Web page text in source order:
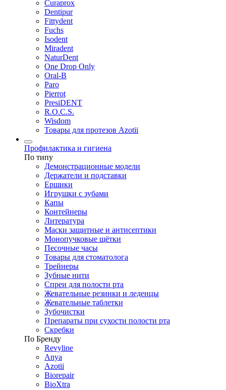
Curaprox
Dentipur
Fittydent
Fuchs
Isodent
Miradent
NaturDent
One Drop Only
Oral-B
Paro
Pierrot
PresiDENT
R.O.C.S.
Wisdom
Товары для протезов Azotii
Профилактика и гигиена
По типу
Демонстрационные модели
Держатели и подставки
Ершики
Игрушки с зубами
Капы
Контейнеры
Литература
Маски защитные и антисептики
Монопучковые щётки
Песочные часы
Товары для стоматолога
Трейнеры
Зубные нити
Спреи для полости рта
Жевательные резинки и леденцы
Жевательные таблетки
Зубочистки
Препараты при сухости полости рта
Скребки
По Бренду
Revyline
Anya
Azotii
Biorepair
BioXtra